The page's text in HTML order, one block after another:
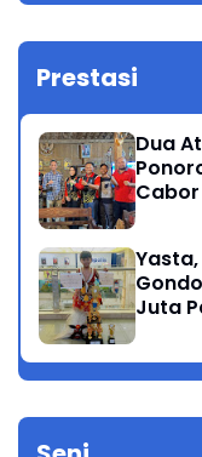
Prestasi
Dua
Juta